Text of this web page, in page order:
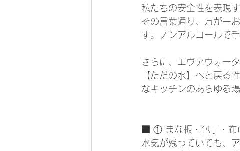
私たちの安全性を表現
その言葉通り、万が一
す。ノンアルコールで
さらに、エヴァウォー
【ただの水】へと戻る
なキッチンのあらゆる
■ ① まな板・包丁・布
水気が残っていても、